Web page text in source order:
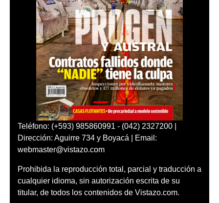
Teléfono: (+593) 985860991 - (042) 2327200 |
Dirección: Aguirre 734 y Boyacá | Email:
webmaster@vistazo.com
Prohibida la reproducción total, parcial y traducción a
cualquier idioma, sin autorización escrita de su
titular, de todos los contenidos de Vistazo.com.